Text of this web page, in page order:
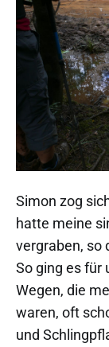
Simon zog
hatte meine
vergraben, so
So ging es für
Wegen, die
waren, oft
und